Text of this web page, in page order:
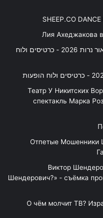
SHEEP.CO
Лия Ахеджакова
משופן ועד AC/DC - מופע פסנתר לאור נרות 2026 - כרטיסים ולוח
"Театр У Никитских
спектакль Марка
Отпетые Мошенники
Виктор
Шендерович?» - съёмка
«О чём молчит ТВ?